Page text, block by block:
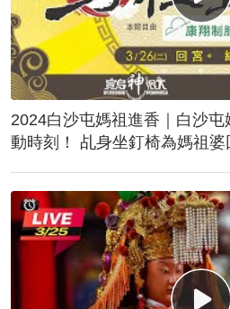
2024白沙屯媽祖進香｜白沙
動時刻！ 乩身坐釘椅為媽祖婆